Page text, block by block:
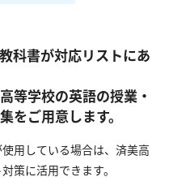
科書が対応リストにあ
等学校の英語の授業・
をご用意します。
用している場合は、 済美高
策に活用できます。